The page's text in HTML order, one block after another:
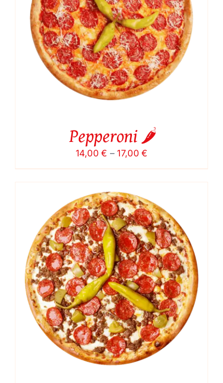
Pepperoni 🌶️
14,00€ – 17,00€
range:
14,00 €
through
17,00 €